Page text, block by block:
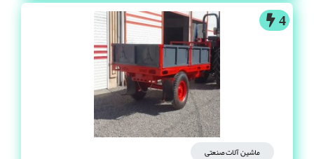
4
ماشین آلات صنعتی